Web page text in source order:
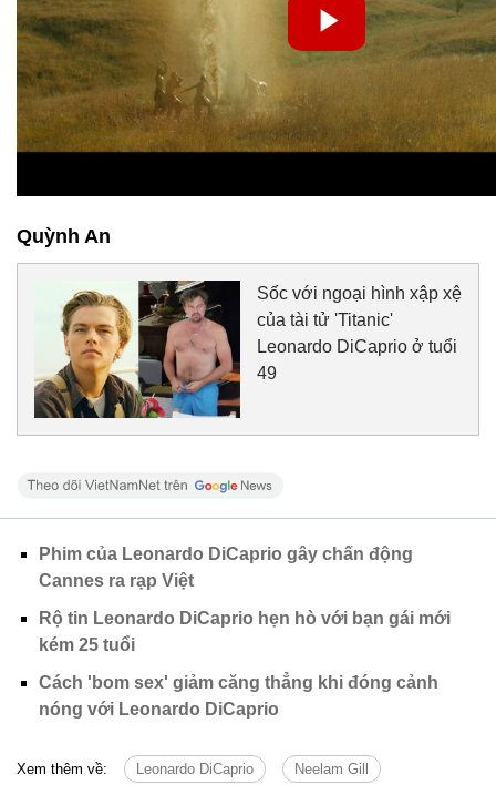
Quỳnh An
Sốc với ngoại hình xập xệ
của tài tử 'Titanic'
Leonardo DiCaprio ở tuổi
49
Phim của Leonardo DiCaprio gây chấn động
Cannes ra rạp Việt
Rộ tin Leonardo DiCaprio hẹn hò với bạn gái mới
kém 25 tuổi
Cách 'bom sex' giảm căng thẳng khi đóng cảnh
nóng với Leonardo DiCaprio
Xem thêm về: Leonardo DiCaprio Neelam Gill